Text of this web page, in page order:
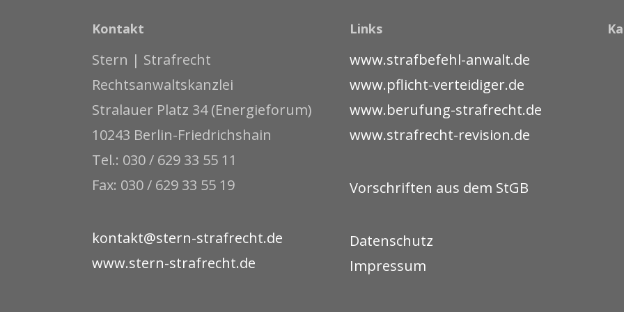
Kontakt
Stern | Strafrecht
Rechtsanwaltskanzlei
Stralauer Platz 34 (Energieforum)
10243 Berlin-Friedrichshain
Tel.: 030 / 629 33 55 11
Fax: 030 / 629 33 55 19
kontakt@stern-strafrecht.de
www.stern-strafrecht.de
Links
www.strafbefehl-anwalt.de
www.pflicht-verteidiger.de
www.berufung-strafrecht.de
www.strafrecht-revision.de
Vorschriften aus dem StGB
Datenschutz
Impressum